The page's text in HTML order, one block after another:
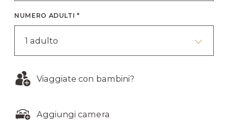
NUMERO ADULTI *
1 adulto
Viaggiate con bambini?
Aggiungi camera